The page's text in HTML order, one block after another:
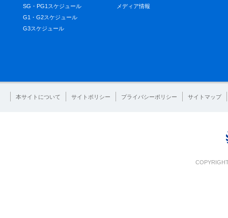
SG・PG1スケジュール
G1・G2スケジュール
G3スケジュール
メディア情報
本サイトについて サイトポリシー プライバシーポリシー サイトマップ